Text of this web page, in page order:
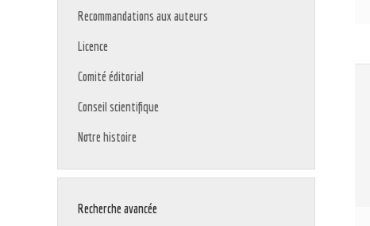
Recommandations aux auteurs
Licence
Comité éditorial
Conseil scientifique
Notre histoire
Recherche avancée